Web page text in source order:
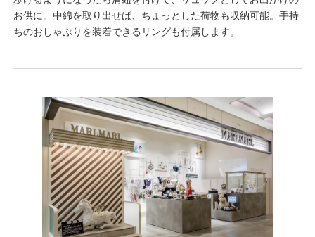
お供に。中綿を取り出せば、ちょっとした荷物も収納可能。手持
ちのおしゃぶりを装着できるリングも付属します。